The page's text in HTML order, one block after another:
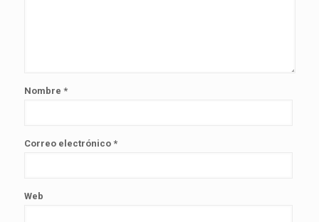
Nombre *
Correo electrónico *
Web